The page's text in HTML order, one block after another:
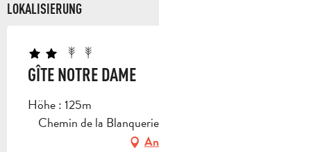
LOKALISIERUNG
GÎTE NOTRE DAME
Höhe : 125m
Chemin de la Blanquerie, 13780 Cuges-les-Pins
Anfahrt